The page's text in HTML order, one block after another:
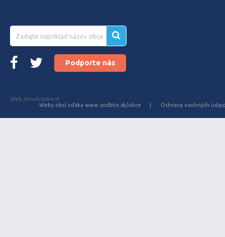
Podporte nás
Web development
Weby obcí vďaka www.sodbtn.sk/obce
Ochrana osobných